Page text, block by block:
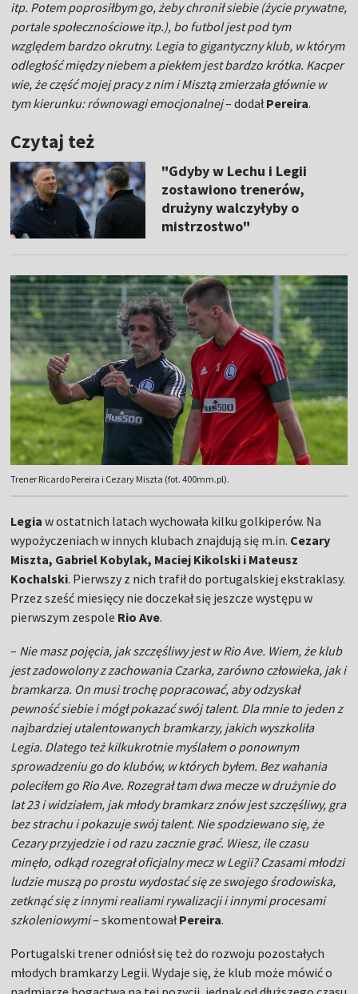
itp. Potem poprosiłbym go, żeby chronił siebie (życie prywatne,
portale społecznościowe itp.), bo futbol jest pod tym
względem bardzo okrutny. Legia to gigantyczny klub, w którym
odległość między niebem a piekłem jest bardzo krótka. Kacper
wie, że część mojej pracy z nim i Misztą zmierzała głównie w
tym kierunku: równowagi emocjonalnej– dodałPereira.
Czytaj też
"Gdyby w Lechu i Legii
zostawiono trenerów,
drużyny walczyłyby o
mistrzostwo"
Trener Ricardo Pereira i Cezary Miszta (fot. 400mm.pl).
Legia w ostatnich latach wychowała kilku golkiperów. Na
wypożyczeniach w innych klubach znajdują się m.in. Cezary
Miszta, Gabriel Kobylak, Maciej Kikolski i Mateusz
Kochalski. Pierwszy z nich trafił do portugalskiej ekstraklasy.
Przez sześć miesięcy nie doczekał się jeszcze występu w
pierwszym zespole Rio Ave.
– Nie masz pojęcia, jak szczęśliwy jest w Rio Ave. Wiem, że klub
jest zadowolony z zachowania Czarka, zarówno człowieka, jak i
bramkarza. On musi trochę popracować, aby odzyskał
pewność siebie i mógł pokazać swój talent. Dla mnie to jeden z
najbardziej utalentowanych bramkarzy, jakich wyszkoliła
Legia. Dlatego też kilkukrotnie myślałem o ponownym
sprowadzeniu go do klubów, w których byłem. Bez wahania
poleciłem go Rio Ave. Rozegrał tam dwa mecze w drużynie do
lat 23 i widziałem, jak młody bramkarz znów jest szczęśliwy, gra
bez strachu i pokazuje swój talent. Nie spodziewano się, że
Cezary przyjedzie i od razu zacznie grać. Wiesz, ile czasu
minęło, odkąd rozegrał oficjalny mecz w Legii? Czasami młodzi
ludzie muszą po prostu wydostać się ze swojego środowiska,
zetknąć się z innymi realiami rywalizacji i innymi procesami
szkoleniowymi– skomentowałPereira.
Portugalski trener odniósł się też do rozwoju pozostałych
młodych bramkarzy Legii. Wydaje się, że klub może mówić o